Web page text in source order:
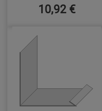
10,92 €